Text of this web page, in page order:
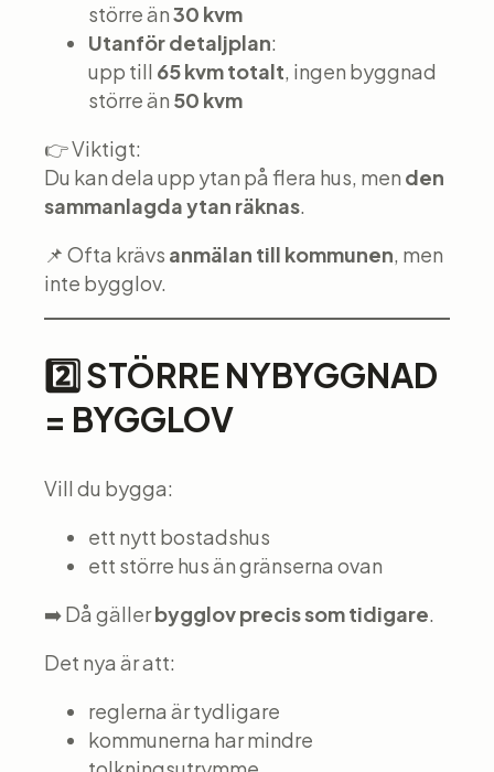
större än30 kvm
Utanför detaljplan:
upp till 65 kvm totalt, ingen byggnad
större än 50 kvm
👉 Viktigt:
Du kan dela upp ytan på flera hus, men den
sammanlagda ytan räknas.
📌 Ofta krävs anmälan till kommunen, men
inte bygglov.
2️⃣ STÖRRE NYBYGGNAD
= BYGGLOV
Vill du bygga:
ett nytt bostadshus
ett större hus än gränserna ovan
➡️ Då gällerbygglov precis som tidigare.
Det nya är att:
reglerna är tydligare
kommunerna har mindre